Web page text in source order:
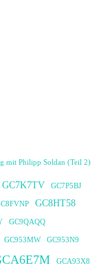
mit Philipp Soldan (Teil 2)
GC7K7TV GC7P5BJ
GC8HT58
GC9QAQQ
GC953MW GC953N9
GCA93X8